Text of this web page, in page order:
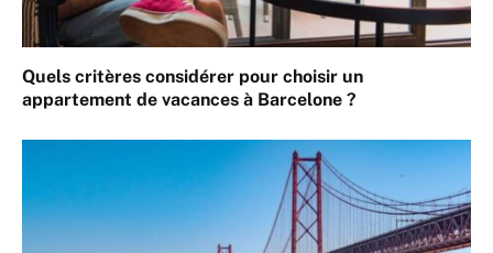
Quels critères considérer pour choisir un
appartement de vacances à Barcelone ?